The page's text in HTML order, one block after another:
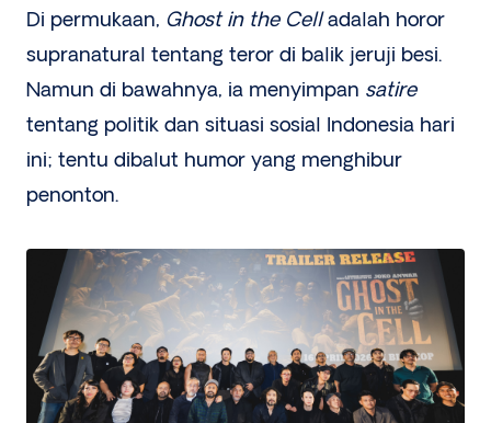
Di permukaan, Ghost in the Celladalah horor
supranatural tentang teror di balik jeruji besi.
Namun di bawahnya, ia menyimpan satire
tentang politik dan situasi sosial Indonesia hari
ini; tentu dibalut humor yang menghibur
penonton.